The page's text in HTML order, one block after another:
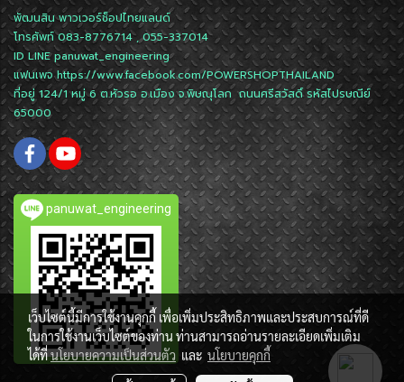
พัฒนสิน พาวเวอร์ช็อปไทยแลนด์
โทรศัพท์ 083-8776714 , 055-337014
ID LINEpanuwat_engineering
แฟนเพจhttps://www.facebook.com/POWERSHOPTHAILAND
ที่อยู่ 124/1 หมู่ 6 ต.หัวรอ อ.เมือง จ.พิษณุโลก ถนนศรีสวัสดิ์ รหัสไปรษณีย์
65000
panuwat_engineering
เว็บไซต์นี้มีการใช้งานคุกกี้ เพื่อเพิ่มประสิทธิภาพและประสบการณ์ที่ดี
ในการใช้งานเว็บไซต์ของท่าน ท่านสามารถอ่านรายละเอียดเพิ่มเติม
ได้ที่นโยบายความเป็นส่วนตัว และ นโยบายคุกกี้